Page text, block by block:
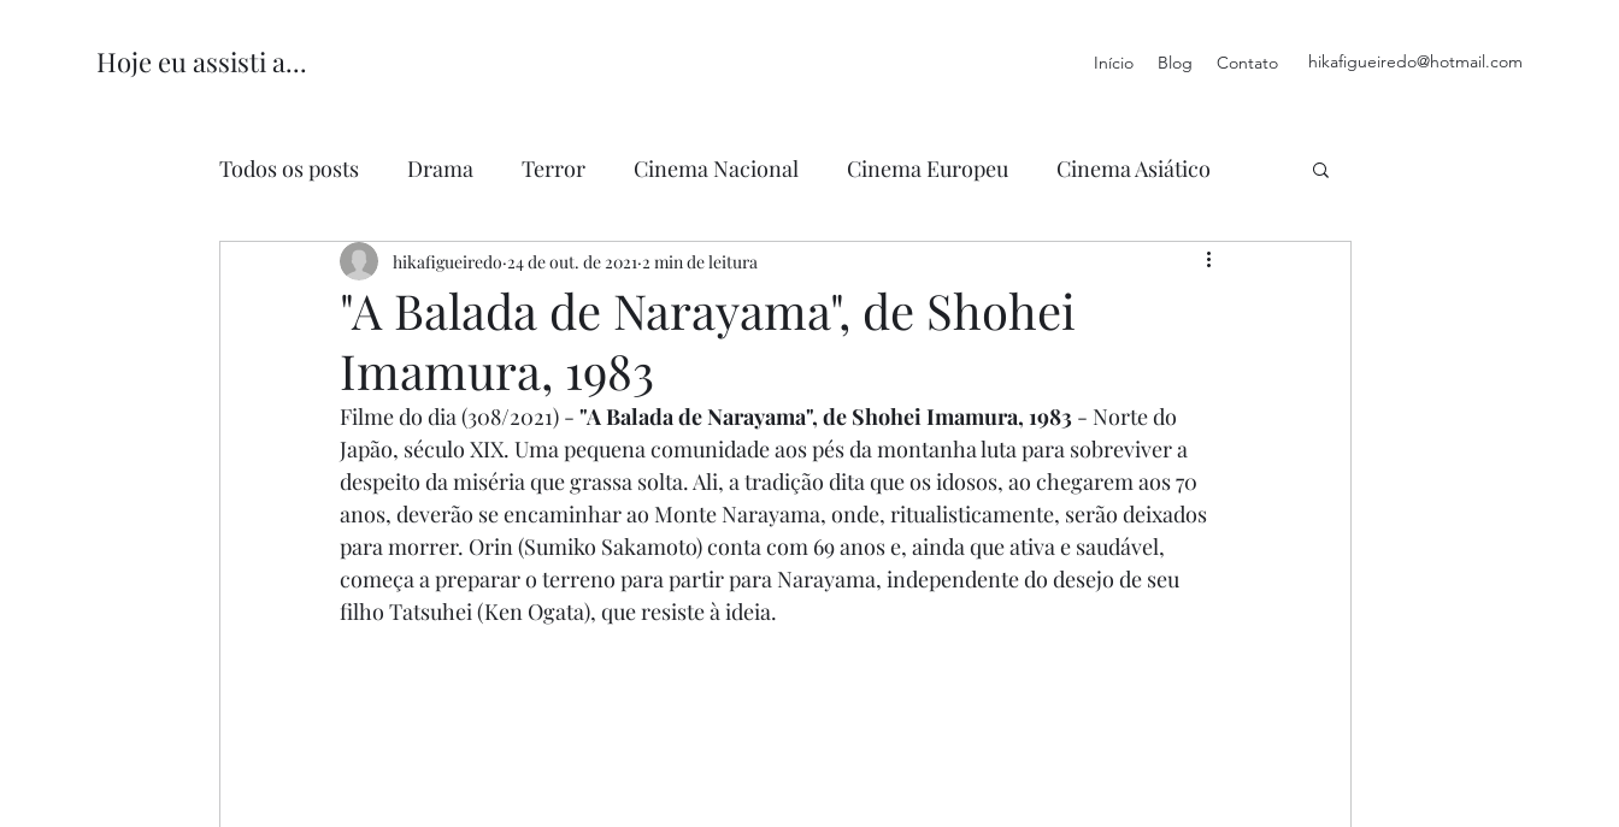
Hoje eu assisti a... Início Blog Contato hikafigueiredo@hotmail.com
Todos os posts Drama Terror Cinema Nacional Cinema Europeu Cinema Asiático
Comédia Comédia Romântica Ficção Hollywood
"A Balada de Narayama", de Shohei
Imamura, 1983
hikafigueiredo 24 de out. de 2021 2 min de leitura
Filme do dia (308/2021) - "A Balada de Narayama", de Shohei Imamura, 1983 - Norte do
Japão, século XIX. Uma pequena comunidade aos pés da montanha luta para sobreviver a
despeito da miséria que grassa solta. Ali, a tradição dita que os idosos, ao chegarem aos 70
anos, deverão se encaminhar ao Monte Narayama, onde, ritualisticamente, serão deixados
para morrer. Orin (Sumiko Sakamoto) conta com 69 anos e, ainda que ativa e saudável,
começa a preparar o terreno para partir para Narayama, independente do desejo de seu
filho Tatsuhei (Ken Ogata), que resiste à ideia.